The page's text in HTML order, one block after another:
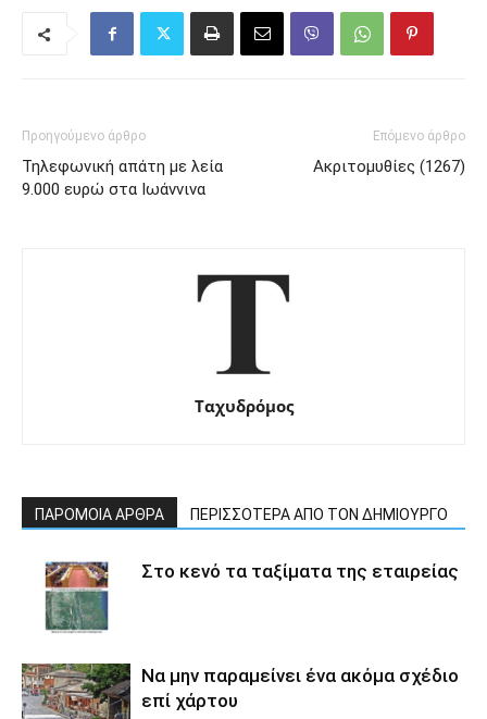
Προηγούμενο άρθρο
Τηλεφωνική απάτη με λεία
9.000 ευρώ στα Ιωάννινα
Επόμενο άρθρο
Ακριτομυθίες (1267)
Ταχυδρόμος
ΠΑΡΟΜΟΙΑ ΑΡΘΡΑ ΠΕΡΙΣΣΟΤΕΡΑ ΑΠΟ ΤΟΝ ΔΗΜΙΟΥΡΓΟ
Στο κενό τα ταξίματα της εταιρείας
Να μην παραμείνει ένα ακόμα σχέδιο
επί χάρτου